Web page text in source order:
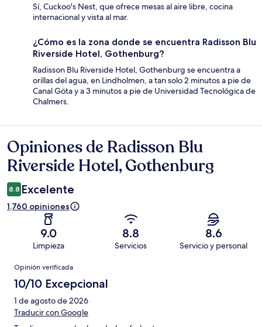
Sí, Cuckoo's Nest, que ofrece mesas al aire libre, cocina
internacional y vista al mar.
¿Cómo es la zona donde se encuentra Radisson Blu
Riverside Hotel, Gothenburg?
Radisson Blu Riverside Hotel, Gothenburg se encuentra a
orillas del agua, en Lindholmen, a tan solo 2 minutos a pie de
Canal Göta y a 3 minutos a pie de Universidad Tecnológica de
Chalmers.
Opiniones
Opiniones de Radisson Blu
Riverside Hotel, Gothenburg
8.8 Excelente
1,760 opiniones
9.0
Limpieza
8.8
Servicios
8.6
Servicio y personal
Opiniones
Opinión verificada
10/10 Excepcional
1 de agosto de 2026
Traducir con Google